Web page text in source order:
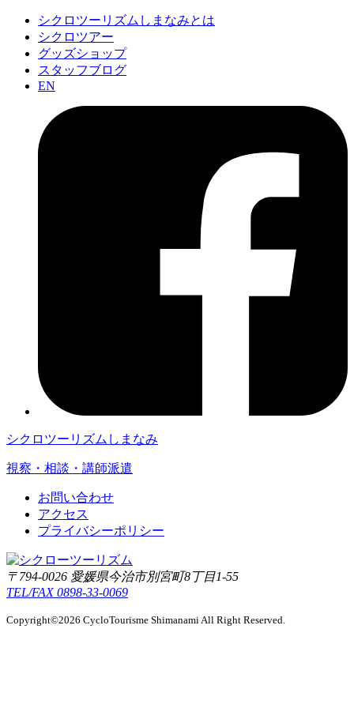
シクロツーリズムしまなみとは
シクロツアー
グッズショップ
スタッフブログ
EN
シクロツーリズムしまなみ
視察・相談・講師派遣
お問い合わせ
アクセス
プライバシーポリシー
〒794-0026 愛媛県今治市別宮町8丁目1-55
TEL/FAX 0898-33-0069
Copyright©2026 CycloTourisme Shimanami All Right Reserved.